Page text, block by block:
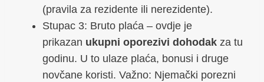
(pravila za rezidente ili nerezidente).
Stupac 3: Bruto plaća – ovdje je
prikazan ukupni oporezivi dohodak za tu
godinu. U to ulaze plaća, bonusi i druge
novčane koristi. Važno: Njemački porezni